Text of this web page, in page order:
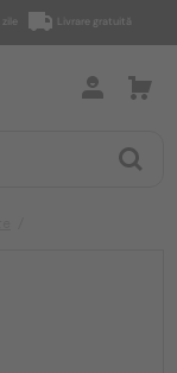
Livrare gratuită